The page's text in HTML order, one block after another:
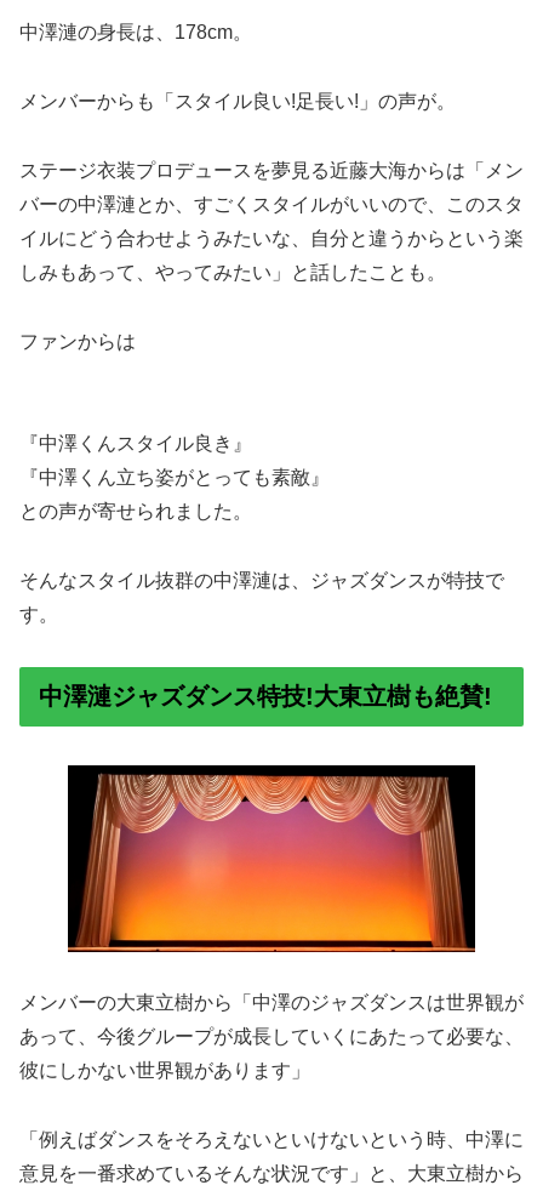
中澤漣の身長は、178cm。
メンバーからも「スタイル良い!足長い!」の声が。
ステージ衣装プロデュースを夢見る近藤大海からは「メン
バーの中澤漣とか、すごくスタイルがいいので、このスタ
イルにどう合わせようみたいな、自分と違うからという楽
しみもあって、やってみたい」と話したことも。
ファンからは
『中澤くんスタイル良き』
『中澤くん立ち姿がとっても素敵』
との声が寄せられました。
そんなスタイル抜群の中澤漣は、ジャズダンスが特技で
す。
中澤漣ジャズダンス特技!大東立樹も絶賛!
メンバーの大東立樹から「中澤のジャズダンスは世界観が
あって、今後グループが成長していくにあたって必要な、
彼にしかない世界観があります」
「例えばダンスをそろえないといけないという時、中澤に
意見を一番求めているそんな状況です」と、大東立樹から